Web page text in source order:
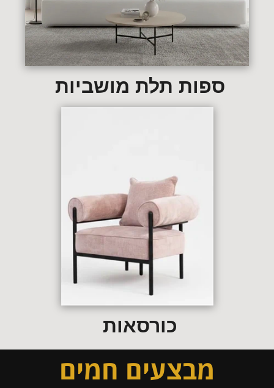
ספות תלת מושביות
כורסאות
מבצעים חמים